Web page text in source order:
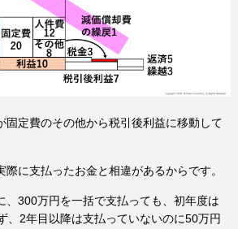
固定費のその他から税引後利益に移動して
に支払ったお金と相違があるからです。
、300万円を一括で支払っても、初年度は
、2年目以降は支払っていないのに50万円